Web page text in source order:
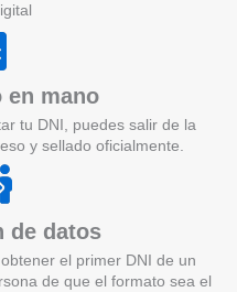
en mano
tu DNI, puedes salir de la
y sellado oficialmente.
de datos
el primer DNI de un
de que el formato sea el